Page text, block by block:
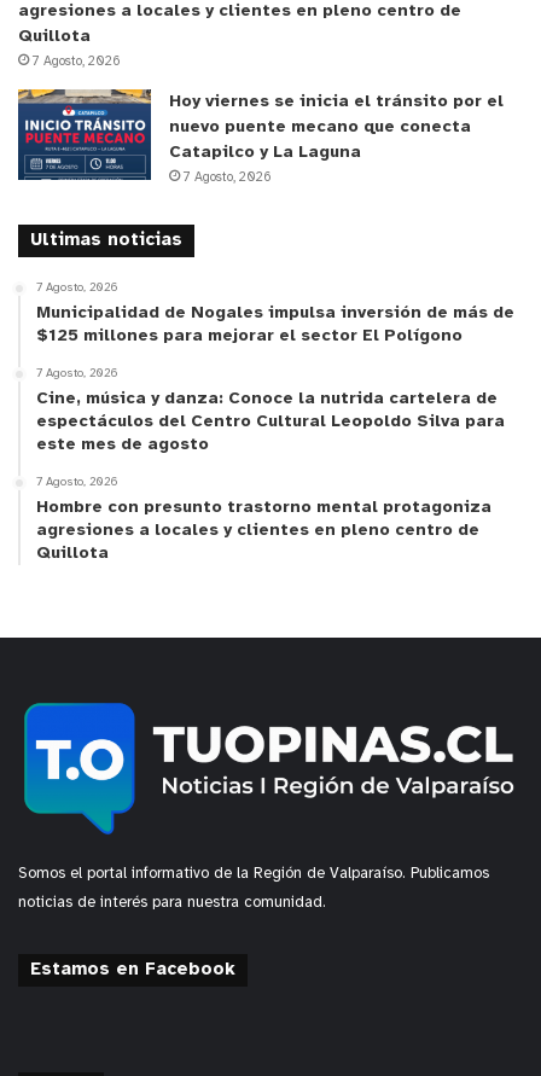
y tú, ¿qué opinas?
agresiones a locales y clientes en pleno centro de
Quillota
7 Agosto, 2026
Hoy viernes se inicia el tránsito por el
nuevo puente mecano que conecta
Catapilco y La Laguna
7 Agosto, 2026
Ultimas noticias
7 Agosto, 2026
Municipalidad de Nogales impulsa inversión de más de
$125 millones para mejorar el sector El Polígono
7 Agosto, 2026
Cine, música y danza: Conoce la nutrida cartelera de
espectáculos del Centro Cultural Leopoldo Silva para
este mes de agosto
7 Agosto, 2026
Hombre con presunto trastorno mental protagoniza
agresiones a locales y clientes en pleno centro de
Quillota
Somos el portal informativo de la Región de Valparaíso. Publicamos
noticias de interés para nuestra comunidad.
Estamos en Facebook